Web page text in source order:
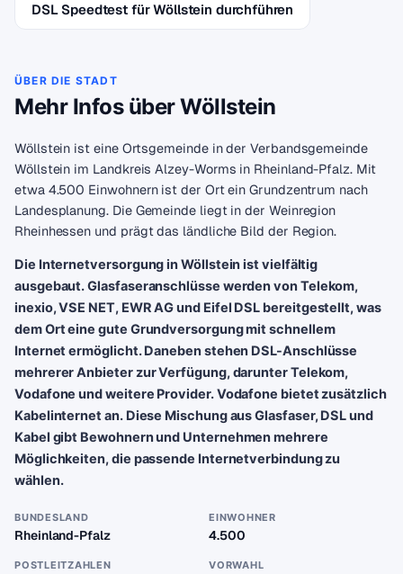
DSL Speedtest für Wöllstein durchführen
ÜBER DIE STADT
Mehr Infos über Wöllstein
Wöllstein ist eine Ortsgemeinde in der Verbandsgemeinde
Wöllstein im Landkreis Alzey-Worms in Rheinland-Pfalz. Mit
etwa 4.500 Einwohnern ist der Ort ein Grundzentrum nach
Landesplanung. Die Gemeinde liegt in der Weinregion
Rheinhessen und prägt das ländliche Bild der Region.
Die Internetversorgung in Wöllstein ist vielfältig
ausgebaut. Glasfaseranschlüsse werden von Telekom,
inexio, VSE NET, EWR AG und Eifel DSL bereitgestellt, was
dem Ort eine gute Grundversorgung mit schnellem
Internet ermöglicht. Daneben stehen DSL-Anschlüsse
mehrerer Anbieter zur Verfügung, darunter Telekom,
Vodafone und weitere Provider. Vodafone bietet zusätzlich
Kabelinternet an. Diese Mischung aus Glasfaser, DSL und
Kabel gibt Bewohnern und Unternehmen mehrere
Möglichkeiten, die passende Internetverbindung zu
wählen.
BUNDESLAND
Rheinland-Pfalz
EINWOHNER
4.500
POSTLEITZAHLEN VORWAHL